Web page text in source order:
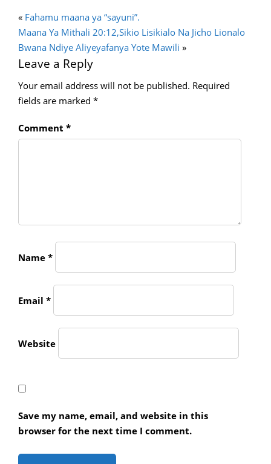
« Fahamu maana ya “sayuni”.
Maana Ya Mithali 20:12,Sikio Lisikialo Na Jicho Lionalo
Bwana Ndiye Aliyeyafanya Yote Mawili »
Leave a Reply
Your email address will not be published. Required
fields are marked *
Comment *
Name *
Email *
Website
Save my name, email, and website in this
browser for the next time I comment.